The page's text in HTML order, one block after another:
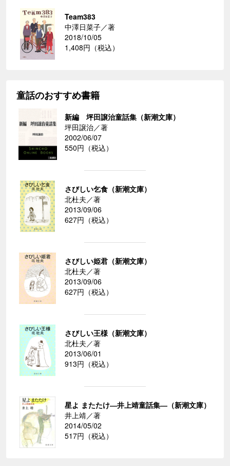
Team383
中澤日菜子／著
2018/10/05
1,408円（税込）
童話のおすすめ書籍
新編 坪田譲治童話集（新潮文庫）
坪田譲治／著
2002/06/07
550円（税込）
さびしい乞食（新潮文庫）
北杜夫／著
2013/09/06
627円（税込）
さびしい姫君（新潮文庫）
北杜夫／著
2013/09/06
627円（税込）
さびしい王様（新潮文庫）
北杜夫／著
2013/06/01
913円（税込）
星よ またたけ―井上靖童話集―（新潮文庫）
井上靖／著
2014/05/02
517円（税込）